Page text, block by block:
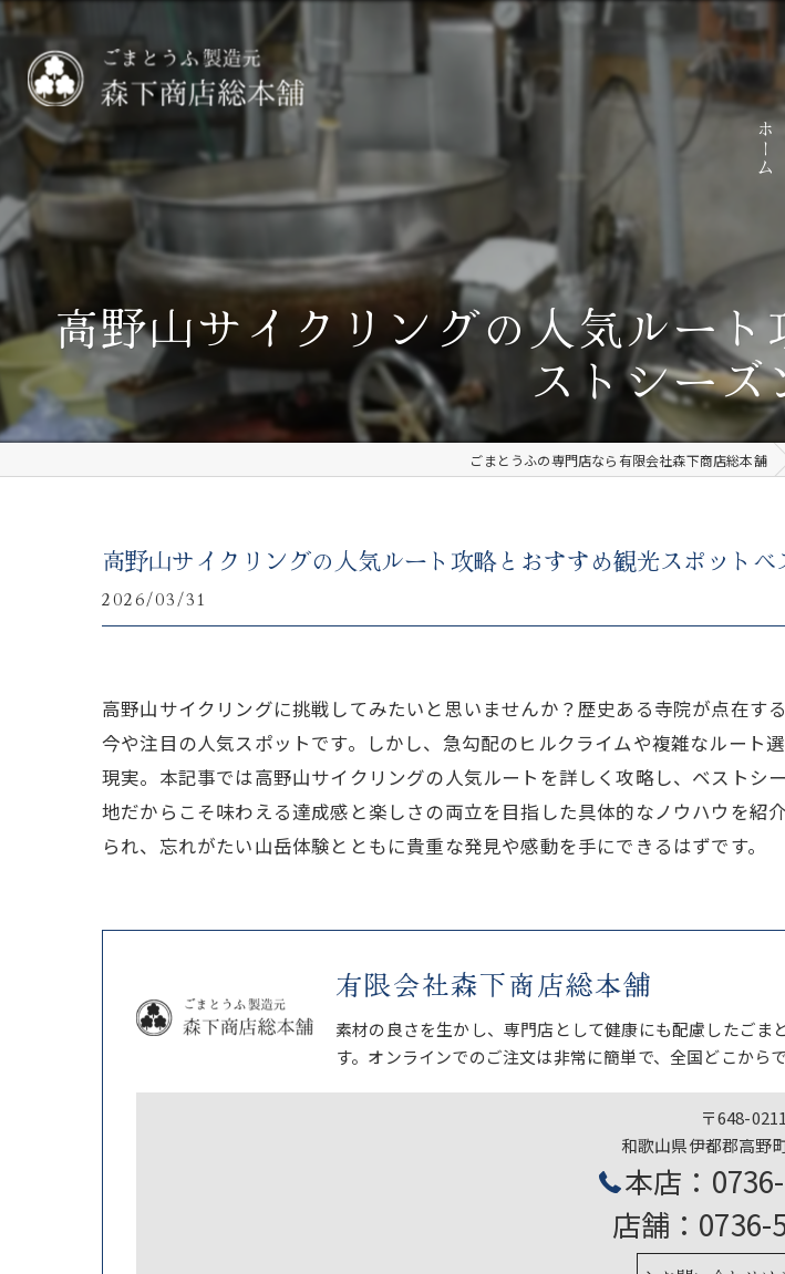
ホーム
高野山サイクリングの人気ルー
ストシー
ごまとうふの専門店なら有限会社森下商店総本舗
高野山サイクリングの人気ルート攻略とおすすめ観光スポットベ
2026/03/31
高野山サイクリングに挑戦してみたいと思いませんか？歴史ある寺院が点在
今や注目の人気スポットです。しかし、急勾配のヒルクライムや複雑なルー
現実。本記事では高野山サイクリングの人気ルートを詳しく攻略し、ベスト
地だからこそ味わえる達成感と楽しさの両立を目指した具体的なノウハウを紹
られ、忘れがたい山岳体験とともに貴重な発見や感動を手にできるはずです。
有限会社森下商店総本舗
素材の良さを生かし、専門店として健康にも配慮したご
す。オンラインでのご注文は非常に簡単で、全国どこから
〒648-0211
和歌山県伊都郡高野
本店：
店舗：0736-